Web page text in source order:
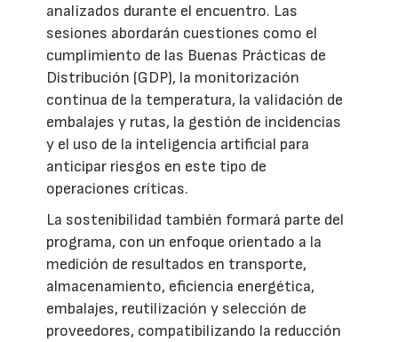
analizados durante el encuentro. Las
sesiones abordarán cuestiones como el
cumplimiento de las Buenas Prácticas de
Distribución (GDP), la monitorización
continua de la temperatura, la validación de
embalajes y rutas, la gestión de incidencias
y el uso de la inteligencia artificial para
anticipar riesgos en este tipo de
operaciones críticas.
La sostenibilidad también formará parte del
programa, con un enfoque orientado a la
medición de resultados en transporte,
almacenamiento, eficiencia energética,
embalajes, reutilización y selección de
proveedores, compatibilizando la reducción